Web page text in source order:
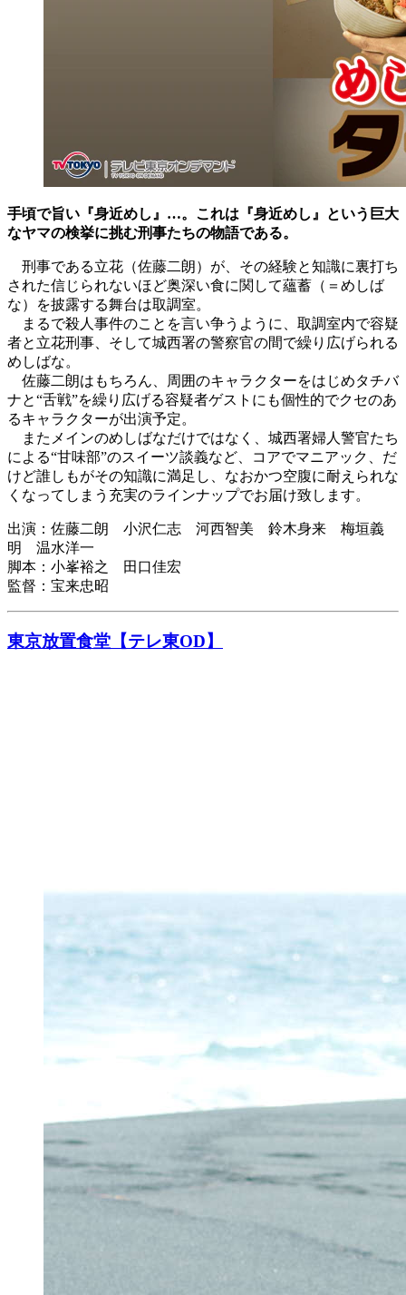
手頃で旨い『身近めし』…。これは『身近めし』という巨大
なヤマの検挙に挑む刑事たちの物語である。
刑事である立花（佐藤二朗）が、その経験と知識に裏打ち
された信じられないほど奥深い食に関して蘊蓄（＝めしば
な）を披露する舞台は取調室。
まるで殺人事件のことを言い争うように、取調室内で容疑
者と立花刑事、そして城西署の警察官の間で繰り広げられる
めしばな。
佐藤二朗はもちろん、周囲のキャラクターをはじめタチバ
ナと“舌戦”を繰り広げる容疑者ゲストにも個性的でクセのあ
るキャラクターが出演予定。
またメインのめしばなだけではなく、城西署婦人警官たち
による“甘味部”のスイーツ談義など、コアでマニアック、だ
けど誰しもがその知識に満足し、なおかつ空腹に耐えられな
くなってしまう充実のラインナップでお届け致します。
出演：佐藤二朗 小沢仁志 河西智美 鈴木身来 梅垣義
明 温水洋一
脚本：小峯裕之 田口佳宏
監督：宝来忠昭
東京放置食堂【テレ東OD】